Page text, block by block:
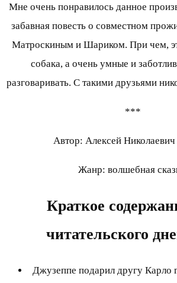
Мне очень понравилось данное
забавная повесть о совместном
Матроскиным и Шариком. При чем,
собака, а очень умные и
разговаривать. С такими друзьями
***
Автор: Алексей Николаевич
Жанр: волшебная
Краткое
читательского
Джузеппе подарил другу Карло